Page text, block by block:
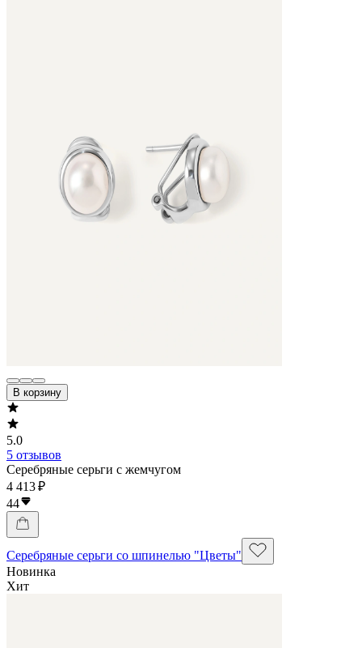
В корзину
5.0
5 отзывов
Серебряные серьги с жемчугом
4 413 ₽
44
Серебряные серьги со шпинелью "Цветы"
Новинка
Хит